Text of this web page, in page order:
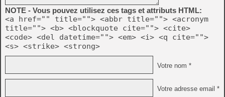
NOTE - Vous pouvez utilisez ces tags et attributs HTML:
<a href="" title=""> <abbr title=""> <acronym
title=""> <b> <blockquote cite=""> <cite>
<code> <del datetime=""> <em> <i> <q cite="">
<s> <strike> <strong>
Votre nom *
Votre adresse email *